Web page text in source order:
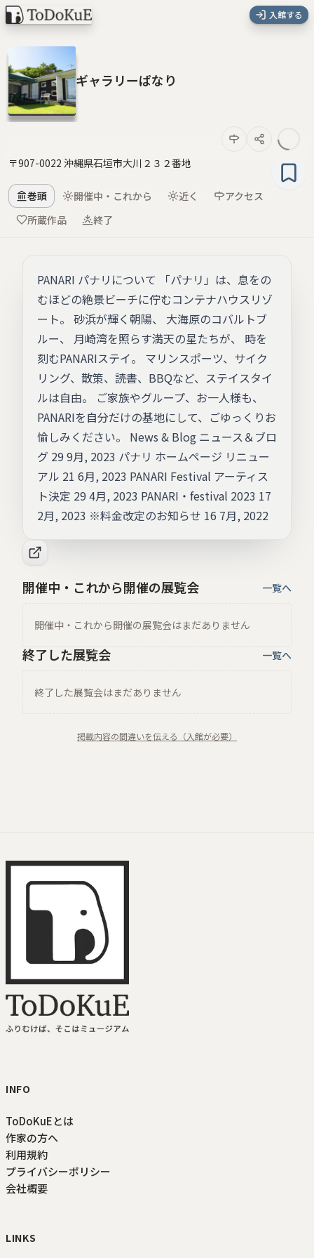
入館する
ギャラリーぱなり
〒907-0022 沖縄県石垣市大川２３２番地
巻頭 開催中・これから 近く
アクセス
所蔵作品
終了
PANARI パナリについて 「パナリ」は、息をの
むほどの絶景ビーチに佇むコンテナハウスリゾ
ート。 砂浜が輝く朝陽、 大海原のコバルトブ
ルー、 月崎湾を照らす満天の星たちが、 時を
刻むPANARIステイ。 マリンスポーツ、サイク
リング、散策、読書、BBQなど、ステイスタイ
ルは自由。 ご家族やグループ、お一人様も、
PANARIを自分だけの基地にして、ごゆっくりお
愉しみください。 News & Blog ニュース＆ブロ
グ 29 9月, 2023 パナリ ホームページ リニュー
アル 21 6月, 2023 PANARI Festival アーティス
ト決定 29 4月, 2023 PANARI・festival 2023 17
2月, 2023 ※料金改定のお知らせ 16 7月, 2022
開催中・これから開催の展覧会 一覧へ
開催中・これから開催の展覧会はまだありません
終了した展覧会 一覧へ
終了した展覧会はまだありません
掲載内容の間違いを伝える（入館が必要）
INFO
ToDoKuEとは
作家の方へ
利用規約
プライバシーポリシー
会社概要
LINKS